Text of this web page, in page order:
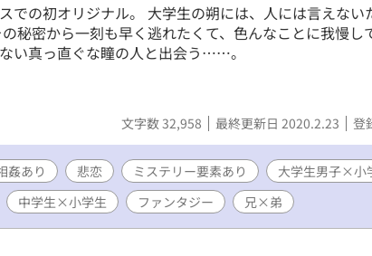
での初オリジナル。 大学生の朔には、人には言えない
秘密から一刻も早く逃れたくて、色んなことに我慢し
い真っ直ぐな瞳の人と出会う……。
文字数 32,958 最終更新日 2020.2.23 登
姦あり 悲恋 ミステリー要素あり
大学生男子×小
中学生×小学生 ファンタジー 兄×弟